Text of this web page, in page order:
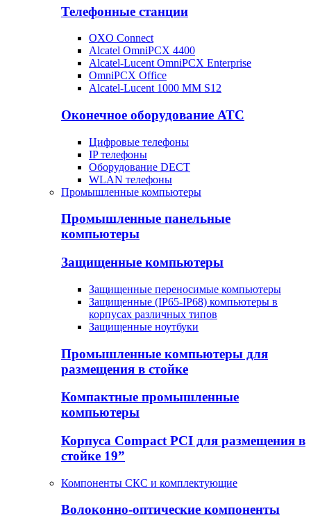
Телефонные станции
OXO Connect
Alcatel OmniPCX 4400
Alcatel-Lucent OmniPCX Enterprise
OmniPCX Office
Alcatel-Lucent 1000 MM S12
Оконечное оборудование АТС
Цифровые телефоны
IP телефоны
Оборудование DECT
WLAN телефоны
Промышленные компьютеры
Промышленные панельные
компьютеры
Защищенные компьютеры
Защищенные переносимые компьютеры
Защищенные (IP65-IP68) компьютеры в
корпусах различных типов
Защищенные ноутбуки
Промышленные компьютеры для
размещения в стойке
Компактные промышленные
компьютеры
Корпуса Compact PCI для размещения в
стойке 19”
Компоненты СКС и комплектующие
Волоконно-оптические компоненты